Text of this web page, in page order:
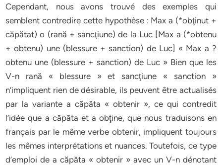
Cependant, nous avons trouvé des exemples qui
semblent contredire cette hypothèse : Max a (*obţinut +
căpătat) o (rană + sancţiune) de la Luc [Max a (*obtenu
+ obtenu) une (blessure + sanction) de Luc] « Max a ?
obtenu une (blessure + sanction) de Luc » Bien que les
V-n rană « blessure » et sancţiune « sanction »
n’impliquent rien de désirable, ils peuvent être actualisés
par la variante a căpăta « obtenir », ce qui contredit
l’idée que a căpăta et a obţine, que nous traduisons en
français par le même verbe obtenir, impliquent toujours
les mêmes interprétations et nuances. Toutefois, ce type
d’emploi de a căpăta « obtenir » avec un V-n dénotant